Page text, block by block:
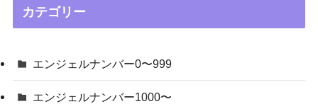
カテゴリー
エンジェルナンバー0〜999
エンジェルナンバー1000〜